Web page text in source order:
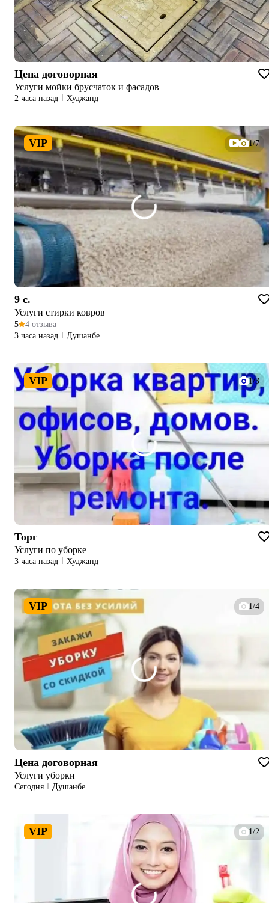
Цена договорная
Услуги мойки брусчаток и фасадов
2 часа назад Худжанд
VIP 1/7
9 c.
Услуги стирки ковров
5
4 отзыва
3 часа назад
Душанбе
VIP 1/3
Торг
Услуги по уборке
3 часа назад Худжанд
VIP 1/4
Цена договорная
Услуги уборки
Сегодня Душанбе
VIP 1/2